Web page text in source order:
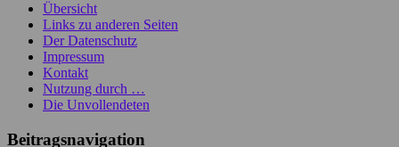
Übersicht
Links zu anderen Seiten
Der Datenschutz
Impressum
Kontakt
Nutzung durch …
Die Unvollendeten
Beitragsnavigation